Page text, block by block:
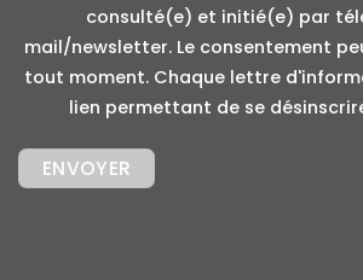
consulté(e) et initié(e) par
mail/newsletter. Le consentement
tout moment. Chaque lettre
lien permettant de se